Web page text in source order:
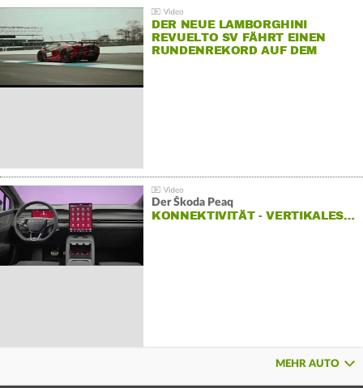
DER NEUE LAMBORGHINI
REVUELTO SV FÄHRT EINEN
RUNDENREKORD AUF DEM
Der Škoda Peaq
KONNEKTIVITÄT - VERTIKALES…
MEHR AUTO